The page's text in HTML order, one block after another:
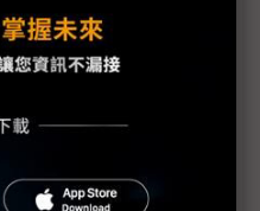
三大觀察標的
單月出貨重返40萬支
關注AI更甚iPhone 17
降價清庫存迎戰蘋果